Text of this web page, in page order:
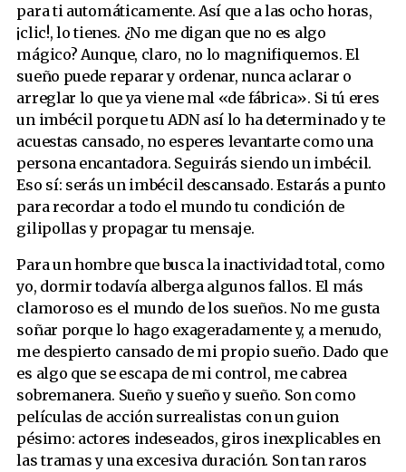
para ti automáticamente. Así que a las ocho horas,
¡clic!, lo tienes. ¿No me digan que no es algo
mágico? Aunque, claro, no lo magnifiquemos. El
sueño puede reparar y ordenar, nunca aclarar o
arreglar lo que ya viene mal «de fábrica». Si tú eres
un imbécil porque tu ADN así lo ha determinado y te
acuestas cansado, no esperes levantarte como una
persona encantadora. Seguirás siendo un imbécil.
Eso sí: serás un imbécil descansado. Estarás a punto
para recordar a todo el mundo tu condición de
gilipollas y propagar tu mensaje.
Para un hombre que busca la inactividad total, como
yo, dormir todavía alberga algunos fallos. El más
clamoroso es el mundo de los sueños. No me gusta
soñar porque lo hago exageradamente y, a menudo,
me despierto cansado de mi propio sueño. Dado que
es algo que se escapa de mi control, me cabrea
sobremanera. Sueño y sueño y sueño. Son como
películas de acción surrealistas con un guion
pésimo: actores indeseados, giros inexplicables en
las tramas y una excesiva duración. Son tan raros